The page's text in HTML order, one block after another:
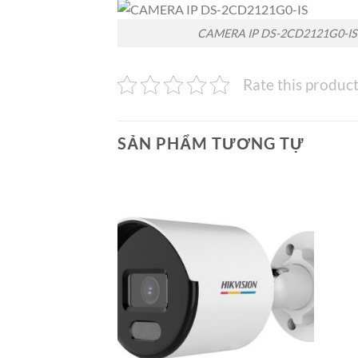
CAMERA IP DS-2CD2121G0-IS
Rate this product
SẢN PHẨM TƯƠNG TỰ